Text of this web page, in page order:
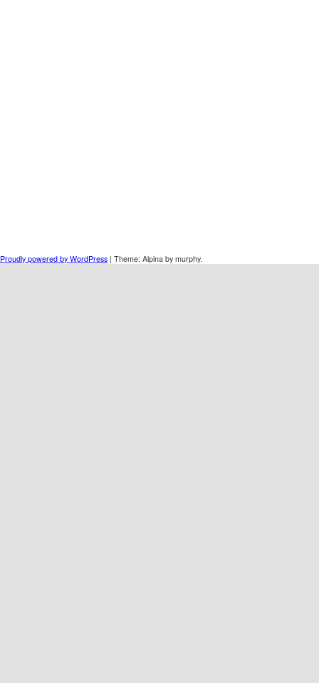
Proudly powered by WordPress | Theme: Alpina by murphy.